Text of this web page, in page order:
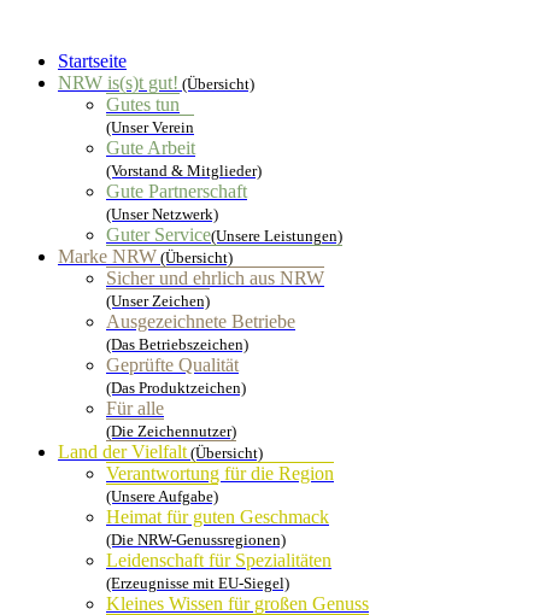
Startseite
NRW is(s)t gut! (Übersicht)
Gutes tun
(Unser Verein
Gute Arbeit
(Vorstand & Mitglieder)
Gute Partnerschaft
(Unser Netzwerk)
Guter Service(Unsere Leistungen)
Marke NRW (Übersicht)
Sicher und ehrlich aus NRW
(Unser Zeichen)
Ausgezeichnete Betriebe
(Das Betriebszeichen)
Geprüfte Qualität
(Das Produktzeichen)
Für alle
(Die Zeichennutzer)
Land der Vielfalt(Übersicht)
Verantwortung für die Region
(Unsere Aufgabe)
Heimat für guten Geschmack
(Die NRW-Genussregionen)
Leidenschaft für Spezialitäten
(Erzeugnisse mit EU-Siegel)
Kleines Wissen für großen Genuss